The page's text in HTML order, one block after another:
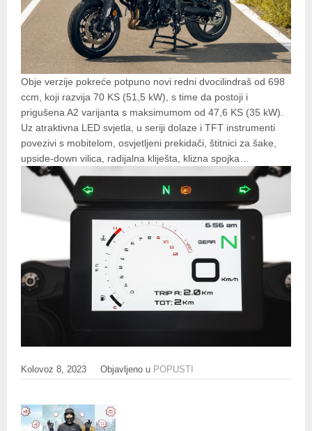
Obje verzije pokreće potpuno novi redni dvocilindraš od 698
ccm, koji razvija 70 KS (51,5 kW), s time da postoji i
prigušena A2 varijanta s maksimumom od 47,6 KS (35 kW).
Uz atraktivna LED svjetla, u seriji dolaze i TFT instrumenti
povezivi s mobitelom, osvjetljeni prekidači, štitnici za šake,
upside-down vilica, radijalna kliješta, klizna spojka…
Kolovoz 8, 2023 Objavljeno u POPUSTI